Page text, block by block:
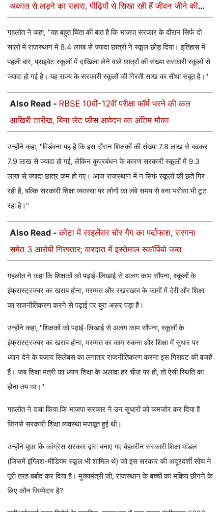
अकाल से लड़ने का सहारा, पीढ़ियों से सिखा रही हैं जीवन जीने की
गहलोत ने कहा, "यह बहुत चिंता की बात है कि भाजपा सरकार के दौरान सिर्फ दो
सालों में राजस्थान में 8.4 लाख से ज्‍यादा छात्रों ने स्कूल छोड़ दिया। इतिहास में
पहली बार, प्राइवेट स्कूलों में दाखिला लेने वाले छात्रों की संख्या सरकारी स्कूलों से
ज्‍यादा हो गई है। यह राज्य के सरकारी स्कूलों की गिरती साख का सीधा सबूत है।"
Also Read - RBSE 10वीं-12वीं परीक्षा फॉर्म भरने की कल
आखिरी तारीख, बिना लेट फीस आवेदन का अंतिम मौका
उन्होंने कहा, "विडंबना यह है कि इस दौरान शिक्षकों की संख्या 7.8 लाख से बढ़कर
7.9 लाख से ज्‍यादा हो गई, लेकिन कुप्रबंधन के कारण सरकारी स्कूलों में 9.3
लाख से ज्‍यादा छात्र कम हो गए। आज राजस्थान में न सिर्फ स्कूलों की छतें गिर
रही हैं, बल्कि सरकारी शिक्षा व्यवस्था पर लोगों का लंबे समय से बना भरोसा भी टूट
रहा है।"
Also Read -कोटा में साइलेंसर चोर गैंग का पर्दाफाश, सरगना
समेत 3 आरोपी गिरफ्तार; वारदात में इस्तेमाल स्कॉर्पियो जब्त
गहलोत ने कहा कि शिक्षकों को पढ़ाई-लिखाई से अलग काम सौंपना, स्कूलों के
इंफ्रास्ट्रक्चर का खराब होना, मरम्मत और रखरखाव के कामों में देरी और शिक्षा
का राजनीतिकरण करने से पढ़ाई पर बुरा असर पड़ा है।
उन्होंने कहा, "शिक्षकों को पढ़ाई-लिखाई से अलग काम सौंपना, स्कूलों के
इंफ्रास्ट्रक्चर का खराब होना, मरम्मत का काम रुकना और शिक्षा में सुधार पर
ध्यान देने के बजाय सिलेबस का लगातार राजनीतिकरण करना इस गिरावट की वजहें
हैं। जब शिक्षा मंत्री का ध्यान शिक्षा के अलावा हर चीज़ पर हो, तो ऐसी स्थिति का
होना तय था।"
गहलोत ने दावा किया कि भाजपा सरकार ने उन सुधारों को कमजोर कर दिया है
जिनसे सरकारी शिक्षा व्यवस्था मजबूत हुई थी।
उन्‍होंने पूछा कि कांग्रेस सरकार द्वारा बनाए गए बेहतरीन सरकारी शिक्षा मॉडल
(जिसमें इंग्लिश-मीडियम स्कूल भी शामिल थे) को इस सरकार की अदूरदर्शी सोच ने
पूरी तरह बर्बाद कर दिया है। मुख्यमंत्री जी, राजस्थान के बच्चों का भविष्य छीनने के
लिए कौन जिम्मेदार है?